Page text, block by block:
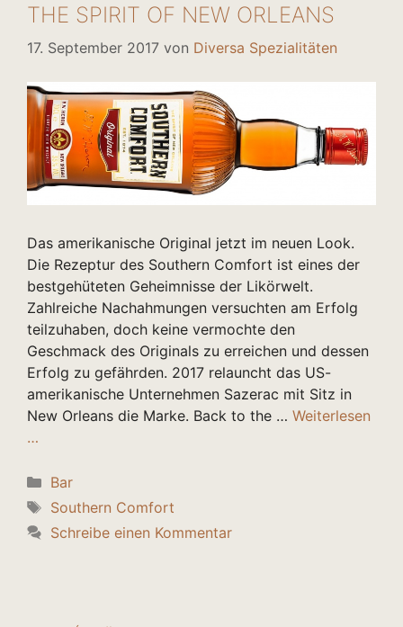
THE SPIRIT OF NEW ORLEANS
17. September 2017 von Diversa Spezialitäten
Das amerikanische Original jetzt im neuen Look.
Die Rezeptur des Southern Comfort ist eines der
bestgehüteten Geheimnisse der Likörwelt.
Zahlreiche Nachahmungen versuchten am Erfolg
teilzuhaben, doch keine vermochte den
Geschmack des Originals zu erreichen und dessen
Erfolg zu gefährden. 2017 relauncht das US-
amerikanische Unternehmen Sazerac mit Sitz in
New Orleans die Marke. Back to the … Weiterlesen
…
Kategorien
Bar
Schlagwörter
Southern Comfort
Schreibe einen Kommentar